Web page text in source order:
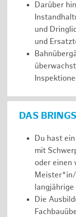
Darüber
und
und
DAS
Du hast
mit
oder einen
Meister*in/
Die